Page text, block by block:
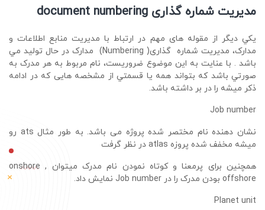
مدیریت شماره گذاری document numbering
ﻳﻜﻲ دﻳﮕﺮ از ﻣﻘﻮﻟﻪ ﻫﺎی ﻣﻬﻢ در ارﺗﺒﺎط ﺑﺎ ﻣﺪﻳﺮﻳﺖ ﻣﻨﺎﺑﻊ اﻃﻼﻋﺎت و
ﻣﺪارک، ﻣﺪﻳﺮﻳﺖ ﺷﻤﺎره ﮔﺬاری( Numbering) ﻣﺪارک در ﺣﺎل ﺗﻮﻟﻴﺪ ﻣﻲ
ﺑﺎﺷﺪ . ﺑﺎ ﻋﻨﺎﻳﺖ ﺑﻪ اﻳﻦ ﻣﻮﺿﻮع ﺿﺮورﻳﺴﺖ، ﻧﺎم ﻣﺮﺑﻮط ﺑﻪ ﻫﺮ ﻣﺪرک ﺑﻪ
ﺻﻮرﺗﻲ ﺑﺎﺷﺪ ﻛﻪ ﺑﺘﻮاﻧﺪ ﻫﻤﻪ ﻳﺎ ﻗﺴﻤﺘﻲ از ﻣﺸﺨﺼﻪ ﻫﺎیی که در ادامه
ذکر میشه را در ﺑﺮ داﺷﺘﻪ ﺑﺎﺷﺪ.
Job number
نشان دهنده نام مختصر شده پروژه می باشد. به طور مثال ats رو
میشه مخفف شده پروزه atlasدر نظر گرفت
همچنین برای پرمعنا و کوتاه نمودن نام مدرک میتوان onshore ,
offshore بودن مدرک را درJob number نمایش داد.
Planet unit